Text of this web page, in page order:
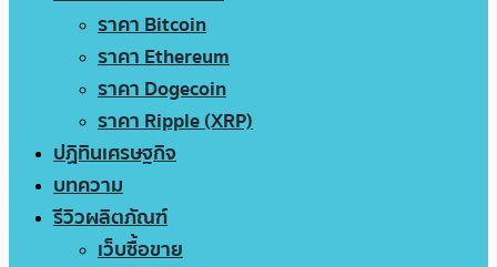
ราคา Bitcoin
ราคา Ethereum
ราคา Dogecoin
ราคา Ripple (XRP)
ปฏิทินเศรษฐกิจ
บทความ
รีวิวผลิตภัณฑ์
เว็บซื้อขาย